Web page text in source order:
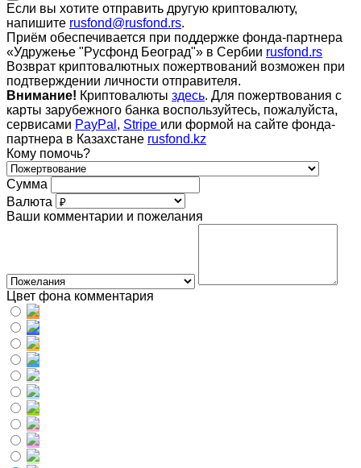
Если вы хотите отправить другую криптовалюту,
напишите rusfond@rusfond.rs.
Приём обеспечивается при поддержке фонда-партнера
«Удружење "Русфонд Београд"» в Сербии rusfond.rs
Возврат криптовалютных пожертвований возможен при
подтверждении личности отправителя.
Внимание! Криптовалюты здесь. Для пожертвования с
карты зарубежного банка воспользуйтесь, пожалуйста,
сервисами PayPal , Stripe или формой на сайте фонда-
партнера в Казахстане rusfond.kz
Кому помочь?
Сумма
Валюта
Ваши комментарии и пожелания
Цвет фона комментария